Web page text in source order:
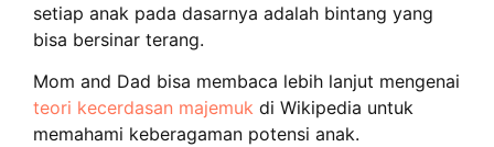
setiap anak pada dasarnya adalah bintang yang
bisa bersinar terang.
Mom and Dad bisa membaca lebih lanjut mengenai
teori kecerdasan majemuk di Wikipedia untuk
memahami keberagaman potensi anak.